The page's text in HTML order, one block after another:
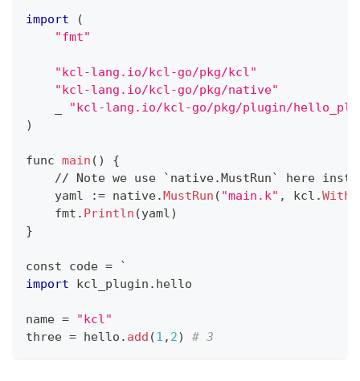
import (
"fmt"
"kcl-lang.io/kcl-go/pkg/kcl"
"kcl-lang.io/kcl-go/pkg/native"
"kcl-lang.io/kcl-go/pkg/plugin/
)
func main () {
// Note we use `native.MustRun` here
    yaml
:= native.MustRun ( "main.k" , kcl .
    fmt
. Println (yaml)
}
const code = `
import kcl_plugin . hello
name =
"kcl"
three = hello . add (1 , 2) # 3